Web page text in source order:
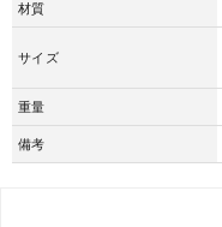
材質
サイズ
重量
備考